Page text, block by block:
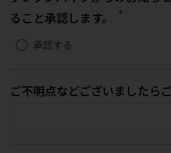
ること承認します。
*
承認する
ご不明点などございましたら